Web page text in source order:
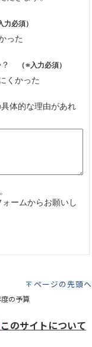
ページの先頭へ
の予算
のサイトについて